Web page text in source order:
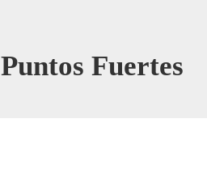
Puntos Fuertes